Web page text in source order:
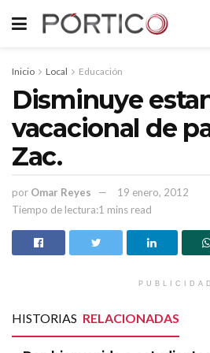
Inicio Local Educación
Disminuye
vacacional de
Zac.
por Omar Reyes
19 enero, 2012
Tiempo de lectura:1 mins read
PUBLICIDAD
HISTORIAS RELACIONADAS